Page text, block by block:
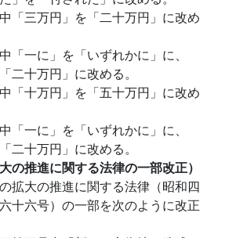
「三万円」を「二十万円」に改め
「一に」を「いずれかに」に、
二十万円」に改める。
「十万円」を「五十万円」に改め
「一に」を「いずれかに」に、
二十万円」に改める。
の推進に関する法律の一部改正）
拡大の推進に関する法律（昭和四
十六号）の一部を次のように改正